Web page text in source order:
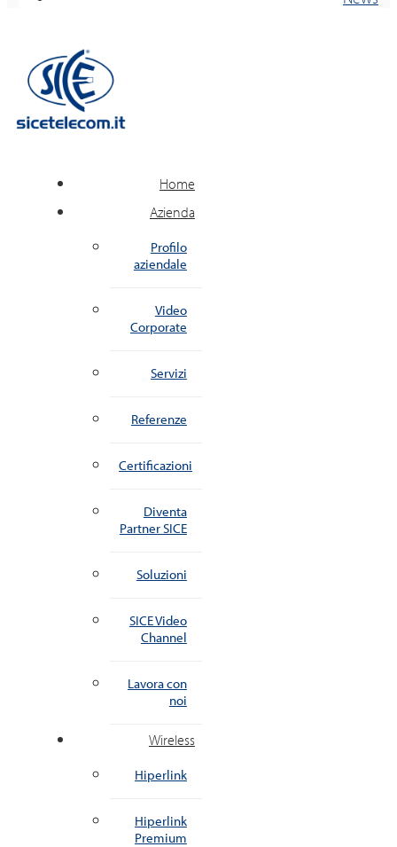
Home
Azienda
Profilo
aziendale
Video
Corporate
Servizi
Referenze
Certificazioni
Diventa
Partner SICE
Soluzioni
SICE Video
Channel
Lavora con
noi
Wireless
Hiperlink
Hiperlink
Premium